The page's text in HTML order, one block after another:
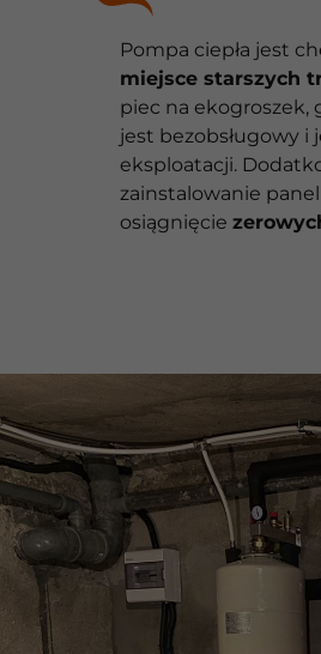
Pompa ciepła jest
miejsce starszych
piec na ekogroszek,
jest bezobsługowy i
eksploatacji.
zainstalowanie
osiągnięcie